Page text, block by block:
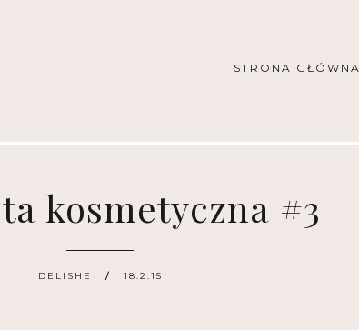
STRONA GŁÓWNA
kosmetyczna #3
DELISHE 18.2.15